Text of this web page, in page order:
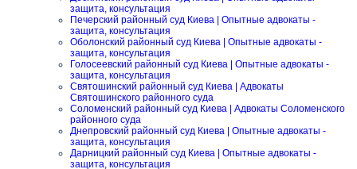
защита, консультация
Печерский районный суд Киева | Опытные адвокаты -
защита, консультация
Оболонский районный суд Киева | Опытные адвокаты -
защита, консультация
Голосеевский районный суд Киева | Опытные адвокаты -
защита, консультация
Святошинский районный суд Киева | Адвокаты
Святошинского районного суда
Соломенский районный суд Киева | Адвокаты Соломенского
районного суда
Днепровский районный суд Киева | Опытные адвокаты -
защита, консультация
Дарницкий районный суд Киева | Опытные адвокаты -
защита, консультация